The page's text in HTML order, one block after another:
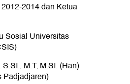
2014 dan Ketua
Sosial Universitas
M.T, M.SI. (Han)
Padjadjaren)